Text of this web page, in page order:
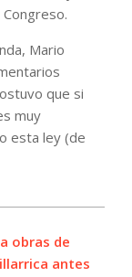
Mario
que si
muy
esta ley (de
obras de
antes